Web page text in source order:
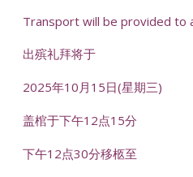
Transport will be provided to
出殡礼拜将于
2025年10月15日(星期三)
盖棺于下午12点15分
下午12点30分移柩至